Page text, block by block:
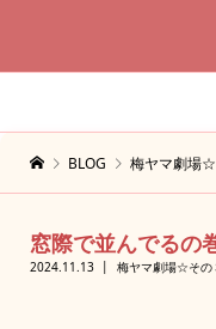
BLOG 梅ヤマ劇場☆
窓際で並んでるの
2024.11.13 梅ヤマ劇場☆その